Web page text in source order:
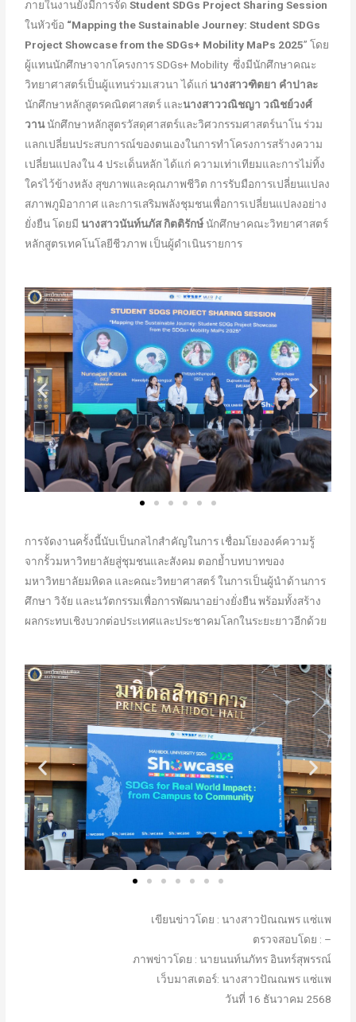
ภายในงานยังมีการจัดStudent SDGs Project Sharing Session
ในหัวข้อ “Mapping the Sustainable Journey: Student SDGs
Project Showcase from the SDGs+ Mobility MaPs 2025” โดย
ผู้แทนนักศึกษาจากโครงการ SDGs+ Mobility ซึ่งมีนักศึกษาคณะ
วิทยาศาสตร์เป็นผู้แทนร่วมเสวนา ได้แก่ นางสาวฑิตยา คำปาละ
นักศึกษาหลักสูตรคณิตศาสตร์ และนางสาววณิชญา วณิชย์วงศ์
วานนักศึกษาหลักสูตรวัสดุศาสตร์และวิศวกรรมศาสตร์นาโน ร่วม
แลกเปลี่ยนประสบการณ์ของตนเองในการทำโครงการสร้างความ
เปลี่ยนแปลงใน 4 ประเด็นหลัก ได้แก่ ความเท่าเทียมและการไม่ทิ้ง
ใครไว้ข้างหลัง สุขภาพและคุณภาพชีวิต การรับมือการเปลี่ยนแปลง
สภาพภูมิอากาศ และการเสริมพลังชุมชนเพื่อการเปลี่ยนแปลงอย่าง
ยั่งยืน โดยมี นางสาวนันท์นภัส กิตติรักษ์นักศึกษาคณะวิทยาศาสตร์
หลักสูตรเทคโนโลยีชีวภาพ เป็นผู้ดำเนินรายการ
การจัดงานครั้งนี้นับเป็นกลไกสำคัญในการ เชื่อมโยงองค์ความรู้
จากรั้วมหาวิทยาลัยสู่ชุมชนและสังคม ตอกย้ำบทบาทของ
มหาวิทยาลัยมหิดล และคณะวิทยาศาสตร์ ในการเป็นผู้นำด้านการ
ศึกษา วิจัย และนวัตกรรมเพื่อการพัฒนาอย่างยั่งยืน พร้อมทั้งสร้าง
ผลกระทบเชิงบวกต่อประเทศและประชาคมโลกในระยะยาวอีกด้วย
เขียนข่าวโดย : นางสาวปัณณพร แซ่แพ
ตรวจสอบโดย : –
ภาพข่าวโดย : นายนนท์นภัทร อินทร์สุพรรณ์
เว็บมาสเตอร์: นางสาวปัณณพร แซ่แพ
วันที่ 16 ธันวาคม 2568